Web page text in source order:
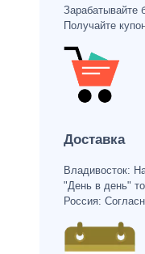
Зарабатывайте
Получайте
Доставка
Владивосток:
"День в день"
Россия: